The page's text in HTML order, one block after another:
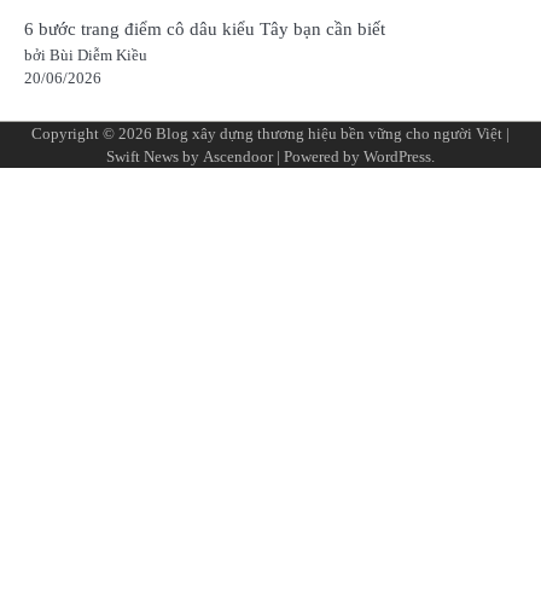
6 bước trang điểm cô dâu kiểu Tây bạn cần biết
bởi Bùi Diễm Kiều
20/06/2026
Copyright © 2026 Blog xây dựng thương hiệu bền vững cho người Việt |
Swift News by Ascendoor| Powered by WordPress.